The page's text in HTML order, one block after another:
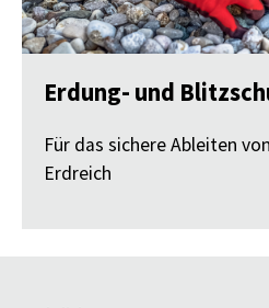
Erdung- und
Für das sichere Ableiten
Erdreich